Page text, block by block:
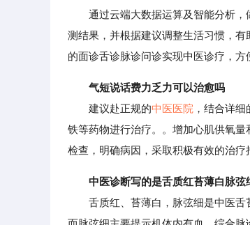
通过云端大数据运算及智能分析，
测结果，并根据建议调整生活习惯，
的面诊舌诊脉诊问诊实现中医诊疗，方
气短说话费力乏力可以治愈吗
建议赴正规的中医医院 ，结合详
铁等药物进行治疗。。增加心肌供氧
检查，明确病因，采取积极有效的治疗
中医诊断写的是舌质红苔薄白脉弦
舌质红、苔薄白，脉弦细是中医舌